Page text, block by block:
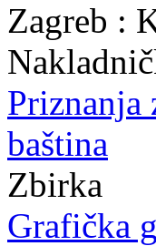
Zagreb :
Priznanja
baština
Zbirka
Grafička